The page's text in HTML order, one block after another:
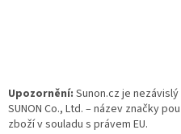
Upozornění: Sunon.cz je
SUNON Co., Ltd. – název značky
zboží v souladu s právem EU.